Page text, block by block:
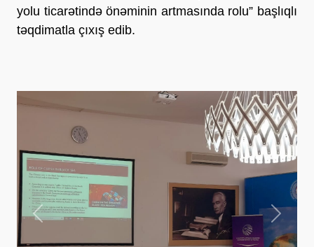
yolu ticarətində önəminin artmasında rolu” başlıqlı
təqdimatla çıxış edib.
Previous Next